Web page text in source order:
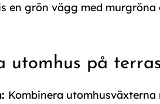
en grön vägg med
utomhus på
Kombinera